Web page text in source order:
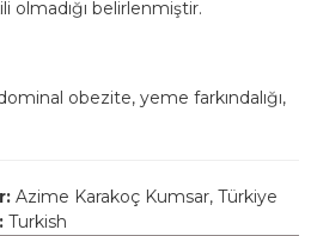
olmadığı belirlenmiştir.
obezite, yeme farkındalığı,
Azime Karakoç Kumsar, Türkiye
Turkish